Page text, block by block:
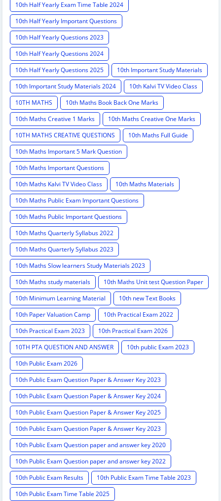
10th Half Yearly Exam Time Table 2024
10th Half Yearly Important Questions
10th Half Yearly Questions 2023
10th Half Yearly Questions 2024
10th Half Yearly Questions 2025
10th Important Study Materials
10th Important Study Materials 2024
10th Kalvi TV Video Class
10TH MATHS
10th Maths Book Back One Marks
10th Maths Creative 1 Marks
10th Maths Creative One Marks
10TH MATHS CREATIVE QUESTIONS
10th Maths Full Guide
10th Maths Important 5 Mark Question
10th Maths Important Questions
10th Maths Kalvi TV Video Class
10th Maths Materials
10th Maths Public Exam Important Questions
10th Maths Public Important Questions
10th Maths Quarterly Syllabus 2022
10th Maths Quarterly Syllabus 2023
10th Maths Slow learners Study Materials 2023
10th Maths study materials
10th Maths Unit test Question Paper
10th Minimum Learning Material
10th new Text Books
10th Paper Valuation Camp
10th Practical Exam 2022
10th Practical Exam 2023
10th Practical Exam 2026
10TH PTA QUESTION AND ANSWER
10th public Exam 2023
10th Public Exam 2026
10th Public Exam Question Paper & Answer Key 2023
10th Public Exam Question Paper & Answer Key 2024
10th Public Exam Question Paper & Answer Key 2025
10th Public Exam Question Paper & Answer Key 2023
10th Public Exam Question paper and answer key 2020
10th Public Exam Question paper and answer key 2022
10th Public Exam Results
10th Public Exam Time Table 2023
10th Public Exam Time Table 2025